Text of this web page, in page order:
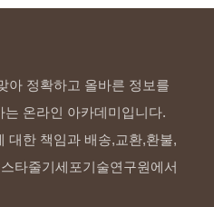
아 정확하고 올바른 정보를
온라인 아카데미입니다.
대한 책임과 배송,교환,환불,
타줄기세포기술연구원에서